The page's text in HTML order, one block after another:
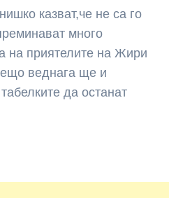
казват,че не са го
много
на приятелите на Жири
веднага ще и
да останат